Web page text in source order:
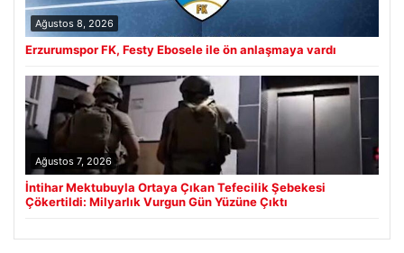
Ağustos 8, 2026
Erzurumspor FK, Festy Ebosele ile ön anlaşmaya vardı
Ağustos 7, 2026
İntihar Mektubuyla Ortaya Çıkan Tefecilik Şebekesi
Çökertildi: Milyarlık Vurgun Gün Yüzüne Çıktı